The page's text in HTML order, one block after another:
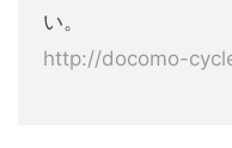
い。
http://docomo-